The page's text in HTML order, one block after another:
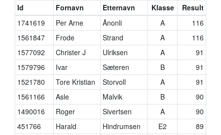
Id
Fornavn Etternavn Klasse
Result
1741619
Per Arne Ånonli A
116
1561847
Frode Strand A
116
1577092
Christer J Ulriksen A
91
1579796
Ivar Sæteren B
91
1521780
Tore Kristian Storvoll A
91
1561166
Asle Malvik B
90
1490016
Roger Sivertsen A
90
451766
Harald Hindrumsen E2
89